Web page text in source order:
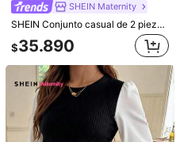
SHEIN Maternity
SHEIN Conjunto casual de 2 piezas para otoño con top de manga larga de cuello redondo a rayas y pantalones de cintura ajustable para maternidad
$35.890